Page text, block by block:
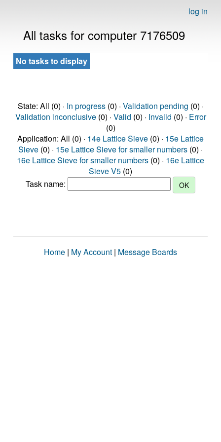
log in
All tasks for computer 7176509
No tasks to display
State: All (0) · In progress(0) · Validation pending (0) ·
Validation inconclusive(0) · Valid (0) · Invalid (0) · Error
(0)
Application: All (0) · 14e Lattice Sieve (0) · 15e Lattice
Sieve (0) · 15e Lattice Sieve for smaller numbers (0) ·
16e Lattice Sieve for smaller numbers (0) · 16e Lattice
Sieve V5 (0)
Task name:
Home | My Account | Message Boards